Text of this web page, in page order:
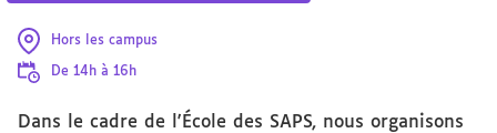
des
sciences
pour la
Hors les campus
De 14h à 16h
Dans le cadre de l'École des SAPS, nous organisons